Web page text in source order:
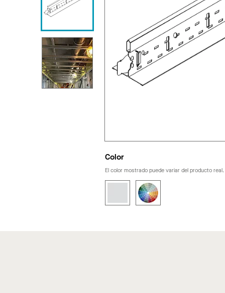
Color
El color mostrado puede variar del producto real.